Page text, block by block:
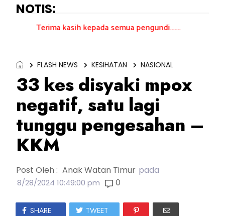
NOTIS:
kasih kepada semua pengundi.......
FLASH NEWS KESIHATAN NASIONAL
33 kes disyaki mpox
negatif, satu lagi
tunggu pengesahan –
KKM
Post Oleh : Anak Watan Timur pada
8/28/2024 10:49:00 pm 0
SHARE TWEET